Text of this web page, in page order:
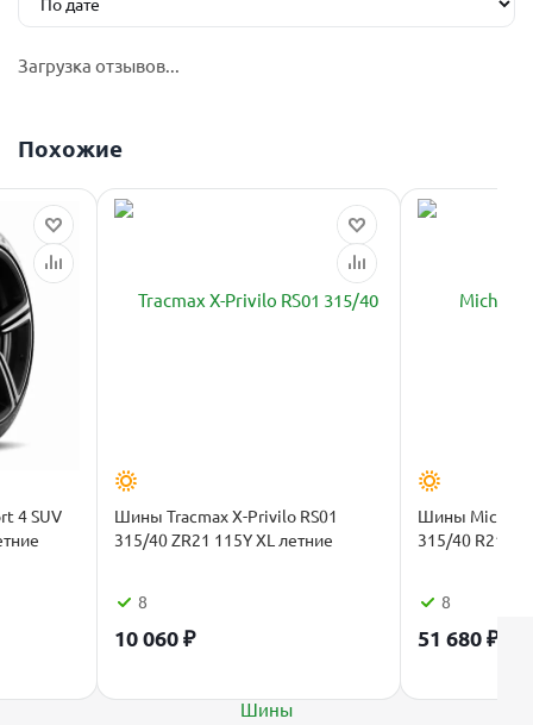
Загрузка отзывов...
Похожие
4 SUV
Шины Tracmax X-Privilo RS01
315/40 ZR21 115Y XL летние
8
10 060₽
Шины
8
51 680₽
Шины